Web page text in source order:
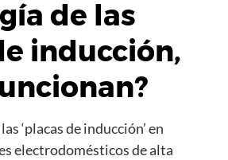
de las
inducción,
‘placas de inducción’ en
electrodomésticos de alta